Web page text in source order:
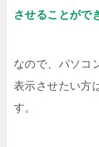
させることがで
なので、パソコ
表示させたい方
す。